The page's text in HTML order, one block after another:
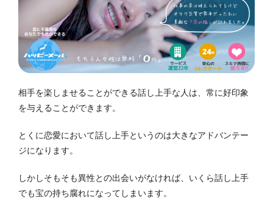
相手を楽しませることができる話し上手な人は、常に好印象
を与えることができます。
とくに恋愛において話し上手というのは大きなアドバンテー
ジになります。
しかしそもそも異性との出会いがなければ、いくら話し上手
でも宝の持ち腐れになってしまいます。